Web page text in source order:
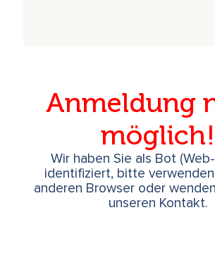
Anmeldung
möglich!
Wir haben Sie als Bot
identifiziert, bitte
anderen Browser oder
unseren Kontakt.